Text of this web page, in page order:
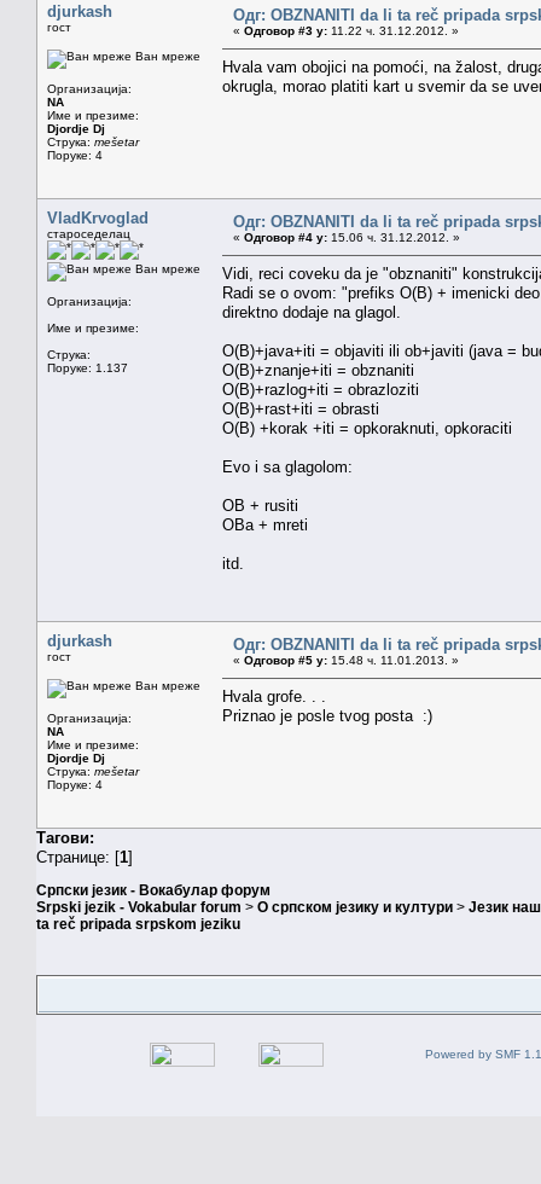
djurkash
гост
Ван мреже
Организација:
NA
Име и презиме:
Djordje Dj
Струка: mešetar
Поруке: 4
Одг: OBZNANITI da li ta reč pripada
« Одговор #3 у: 11.22 ч. 31.12.2012. »
Hvala vam obojici na pomoći, na žalost,
okrugla, morao platiti kart u svemir da se
VladKrvoglad
староседелац
Ван мреже
Организација:
Име и презиме:
Струка:
Поруке: 1.137
Одг: OBZNANITI da li ta reč pripada
« Одговор #4 у: 15.06 ч. 31.12.2012. »
Vidi, reci coveku da je "obznaniti"
Radi se o ovom: "prefiks O(B) + imenicki
direktno dodaje na glagol.
O(B)+java+iti = objaviti ili ob+javiti (java =
O(B)+znanje+iti = obznaniti
O(B)+razlog+iti = obrazloziti
O(B)+rast+iti = obrasti
O(B) +korak +iti = opkoraknuti, opkoraciti
Evo i sa glagolom:
OB + rusiti
OBa + mreti
itd.
djurkash
гост
Ван мреже
Организација:
NA
Име и презиме:
Djordje Dj
Струка: mešetar
Поруке: 4
Одг: OBZNANITI da li ta reč pripada
« Одговор #5 у: 15.48 ч. 11.01.2013. »
Hvala grofe. . .
Priznao je posle tvog posta :)
Тагови:
Странице: [1]
Српски језик - Вокабулар форум
Srpski jezik - Vokabular forum > О српском језику и култури > Језик
ta reč pripada srpskom jeziku
Powered by SMF